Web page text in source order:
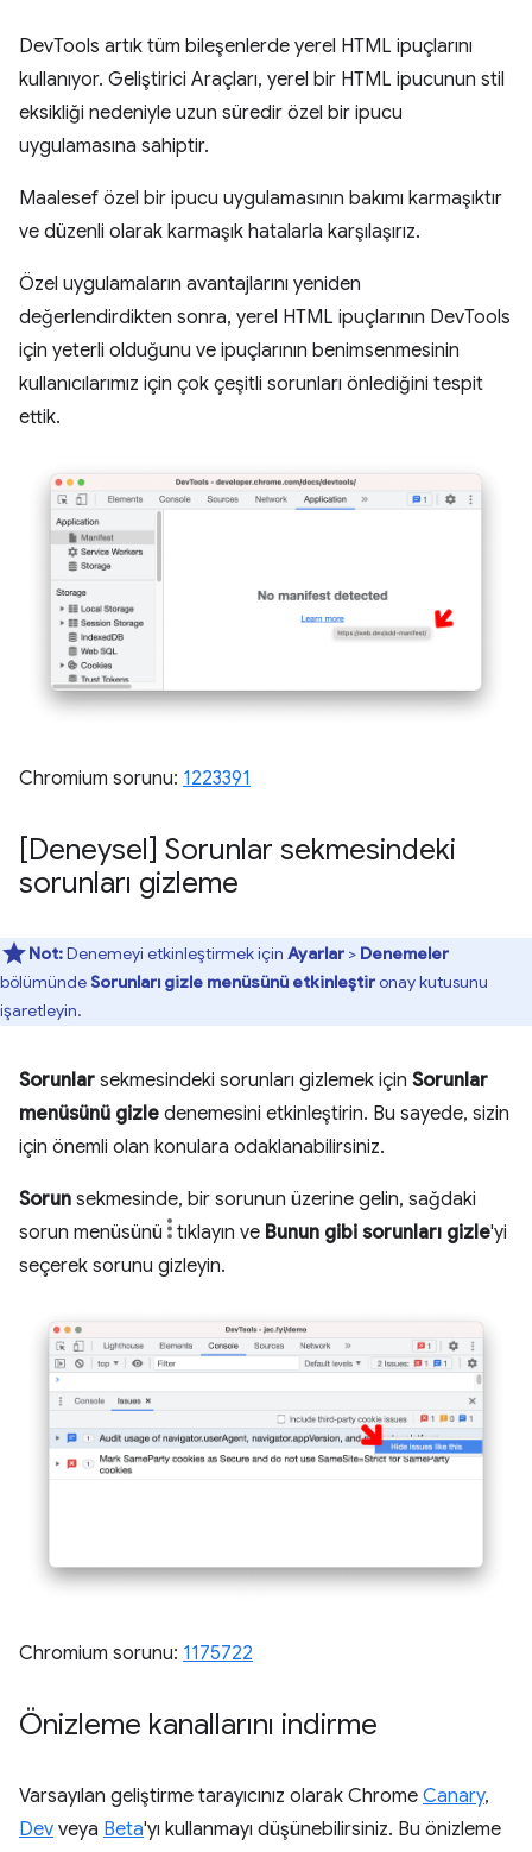
DevTools artık tüm bileşenlerde yerel HTML ipuçlarını
kullanıyor. Geliştirici Araçları, yerel bir HTML ipucunun stil
eksikliği nedeniyle uzun süredir özel bir ipucu
uygulamasına sahiptir.
Maalesef özel bir ipucu uygulamasının bakımı karmaşıktır
ve düzenli olarak karmaşık hatalarla karşılaşırız.
Özel uygulamaların avantajlarını yeniden
değerlendirdikten sonra, yerel HTML ipuçlarının DevTools
için yeterli olduğunu ve ipuçlarının benimsenmesinin
kullanıcılarımız için çok çeşitli sorunları önlediğini tespit
ettik.
Chromium sorunu: 1223391
[Deneysel] Sorunlar sekmesindeki
sorunları gizleme
Not:Denemeyi etkinleştirmek için Ayarlar > Denemeler
bölümündeSorunları gizle menüsünü etkinleştironay kutusunu
işaretleyin.
Sorunlar sekmesindeki sorunları gizlemek için Sorunlar
menüsünü gizle denemesini etkinleştirin. Bu sayede, sizin
için önemli olan konulara odaklanabilirsiniz.
Sorun sekmesinde, bir sorunun üzerine gelin, sağdaki
sorun menüsünü
tıklayın ve Bunun gibi sorunları gizle'yi
seçerek sorunu gizleyin.
Chromium sorunu: 1175722
Önizleme kanallarını indirme
Varsayılan geliştirme tarayıcınız olarak Chrome Canary,
Dev veya Beta'yı kullanmayı düşünebilirsiniz. Bu önizleme